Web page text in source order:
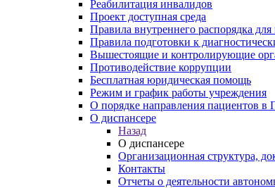
Реабилитация инвалидов
Проект доступная среда
Правила внутреннего распорядка для
Правила подготовки к
Вышестоящие и контролирующие
Противодействие коррупции
Бесплатная юридическая помощь
Режим и график работы учреждения
О порядке направления пациентов
О диспансере
Назад
О диспансере
Организационная структура,
Контакты
Отчеты о деятельности